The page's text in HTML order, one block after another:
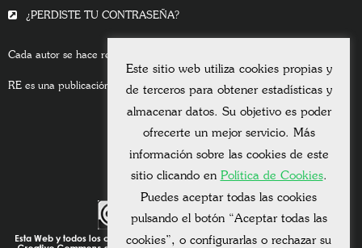
¿PERDISTE TU CONTRASEÑA?
Cada autor se hace responsable del contenido de sus escritos.
RE es una publicación asociada a la Universitas Albertiana.
Este sitio web utiliza cookies propias y
de terceros para obtener estadísticas y
almacenar datos. Su objetivo es poder
ofrecerte un mejor servicio. Más
información sobre las cookies de este
sitio clicando en Política de Cookies.
Puedes aceptar todas las cookies
pulsando el botón “Aceptar todas las
cookies”, o configurarlas o rechazar su